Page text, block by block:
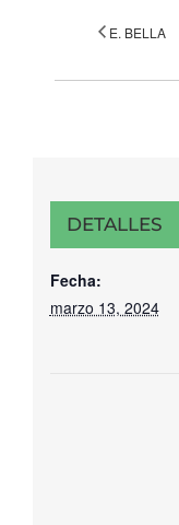
E. BELLA
DETALLES
Fecha:
marzo 13, 2024